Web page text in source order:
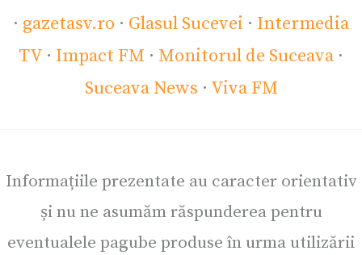
· gazetasv.ro · Glasul Sucevei · Intermedia
TV · Impact FM · Monitorul de Suceava ·
Suceava News · Viva FM
Informațiile prezentate au caracter orientativ
și nu ne asumăm răspunderea pentru
eventualele pagube produse în urma utilizării